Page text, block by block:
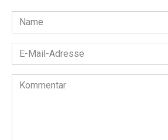
Name
*
Mail-
Adresse
Kommentar